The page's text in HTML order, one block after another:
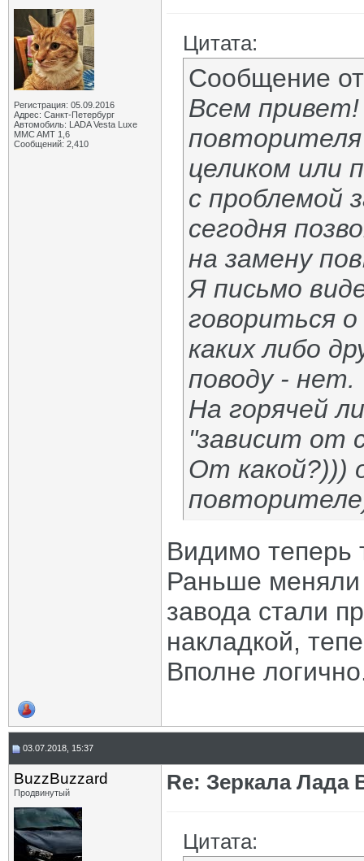
Регистрация: 05.09.2016
Адрес: Санкт-Петербург
Автомобиль: LADA Vesta Luxe
MMC AMT 1,6
Сообщений: 2,410
Цитата:
Сообщение
Всем
повторителя
целиком или
с проблемой
сегодня
на замену
Я письмо
говориться
каких либо
поводу - нет.
На горячей
"зависит от
От какой?)))
Видимо теперь
Раньше
завода стали
накладкой,
Вполне
03.07.2018, 15:37
BuzzBuzzard
Продвинутый Re: Зеркала Лада
Цитата: